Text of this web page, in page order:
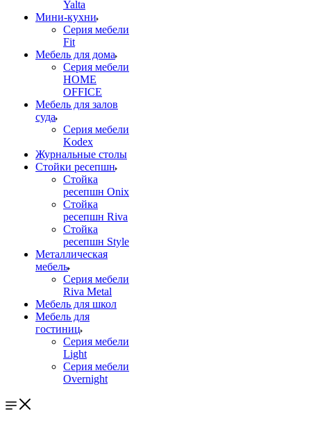
Yalta
Мини-кухни
Серия мебели
Fit
Мебель для дома
Серия мебели
HOME
OFFICE
Мебель для залов
суда
Серия мебели
Kodex
Журнальные столы
Стойки ресепшн
Стойка
ресепшн Onix
Стойка
ресепшн Riva
Стойка
ресепшн Style
Металлическая
мебель
Серия мебели
Riva Metal
Мебель для школ
Мебель для
гостиниц
Серия мебели
Light
Серия мебели
Overnight